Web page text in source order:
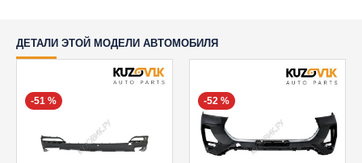
ДЕТАЛИ ЭТОЙ МОДЕЛИ АВТОМОБИЛЯ
-51 % -52 %